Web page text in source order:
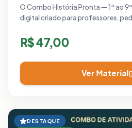
O Combo História Pronta — 1º ao
digital criado para professores,
para imprimir.
R$47,00
Ver Material
DESTAQUE